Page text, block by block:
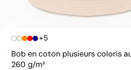
+5
Bob en coton plusieurs coloris
260 g/m²